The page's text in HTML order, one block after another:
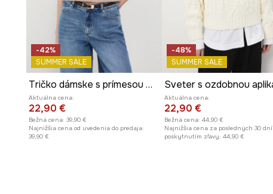
-42%
SUMMER SALE
Tričko dámske s prímesou merino vlny a kašmíru
Aktuálna cena:
22,90 €
Bežná cena: 39,90 €
Najnižšia cena od uvedenia do predaja:
39,90 €
-48%
SUMMER SALE
Sveter s ozdobnou
Aktuálna cena:
22,90 €
Bežná cena: 44,90 €
Najnižšia cena za posledných 30
poskytnutím zľavy: 44,90 €